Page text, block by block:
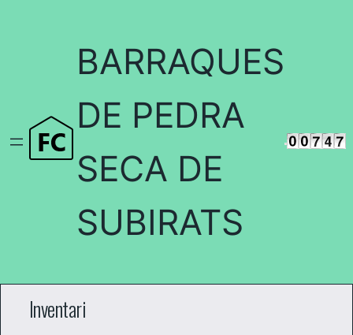
BARRAQUES
DE PEDRA
SECA DE
SUBIRATS
Inventari